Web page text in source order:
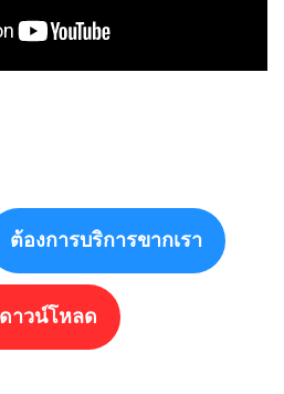
ต้องการบริการขากเรา
าวน์โหลด